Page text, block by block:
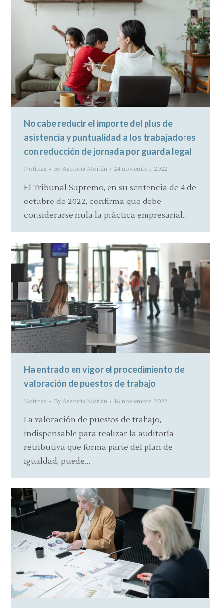
No cabe reducir el importe del plus de
asistencia y puntualidad a los trabajadores
con reducción de jornada por guarda legal
Noticias By Asesoría Morlán 24 noviembre, 2022
El Tribunal Supremo, en su sentencia de 4 de
octubre de 2022, confirma que debe
considerarse nula la práctica empresarial…
Ha entrado en vigor el procedimiento de
valoración de puestos de trabajo
Noticias By Asesoría Morlán 16 noviembre, 2022
La valoración de puestos de trabajo,
indispensable para realizar la auditoría
retributiva que forma parte del plan de
igualdad, puede…